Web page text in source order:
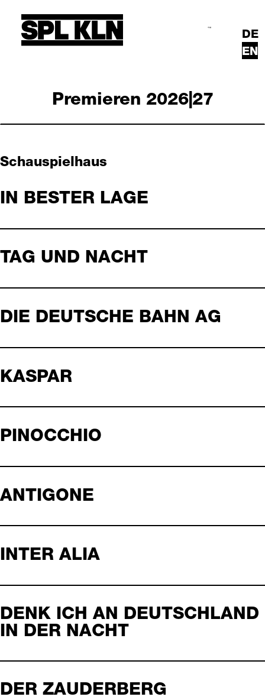
DE
EN
Premieren 2026|27
Schauspielhaus
IN BESTER LAGE
TAG UND NACHT
DIE DEUTSCHE BAHN AG
KASPAR
PINOCCHIO
ANTIGONE
INTER ALIA
DENK ICH AN DEUTSCHLAND
IN DER NACHT
DER ZAUDERBERG